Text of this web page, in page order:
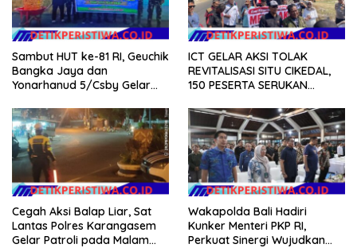
Sambut HUT ke-81 RI, Geuchik
Bangka Jaya dan
Yonarhanud 5/Csby Gelar
Gerakan Indonesia Asri
ICT GELAR AKSI TOLAK
REVITALISASI SITU CIKEDAL,
150 PESERTA SERUKAN
Cegah Aksi Balap Liar, Sat
Lantas Polres Karangasem
Gelar Patroli pada Malam
Wakapolda Bali Hadiri
Kunker Menteri PKP RI,
Perkuat Sinergi Wujudkan